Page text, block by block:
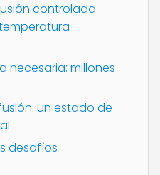
controlada
necesaria: millones
un estado de
desafíos